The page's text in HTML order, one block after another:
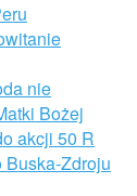
nie
Bożej
akcji 50 R
Buska-Zdroju